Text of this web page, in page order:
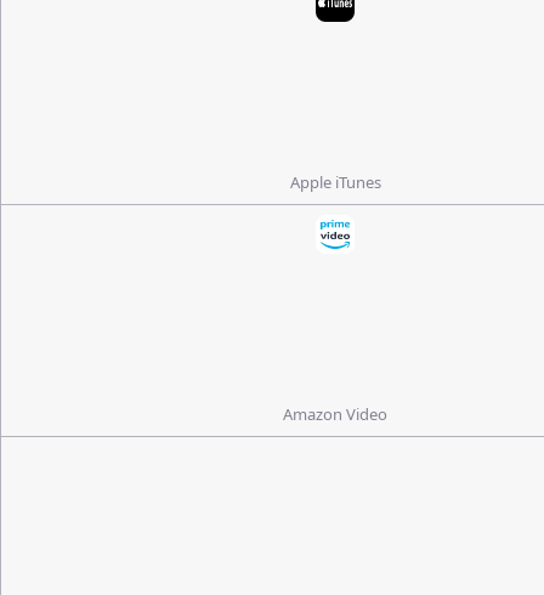
Apple iTunes
Amazon Video